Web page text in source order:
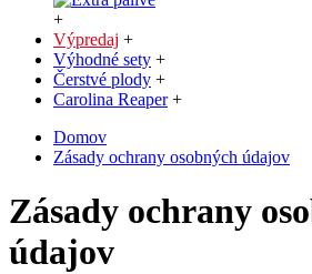
+
Výpredaj +
Výhodné sety +
Čerstvé plody +
Carolina Reaper +
Domov
Zásady ochrany osobných údajov
Zásady ochrany
údajov